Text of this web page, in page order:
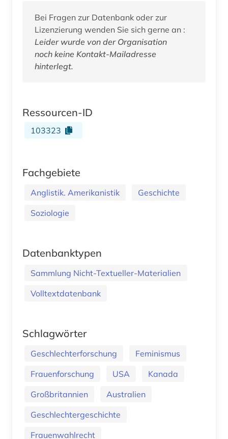
Bei Fragen zur Datenbank oder zur
Lizenzierung wenden Sie sich gerne an :
Leider wurde von der Organisation
noch keine Kontakt-Mailadresse
hinterlegt.
Ressourcen-ID
103323
Fachgebiete
Anglistik. Amerikanistik
Geschichte
Soziologie
Datenbanktypen
Sammlung Nicht-Textueller-Materialien
Volltextdatenbank
Schlagwörter
Geschlechterforschung
Feminismus
Frauenforschung
USA
Kanada
Großbritannien
Australien
Geschlechtergeschichte
Frauenwahlrecht